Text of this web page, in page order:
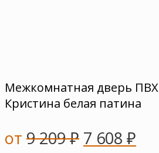
Межкомнатная дверь ПВХ
Кристина белая патина
от 9 209₽ 7 608 ₽